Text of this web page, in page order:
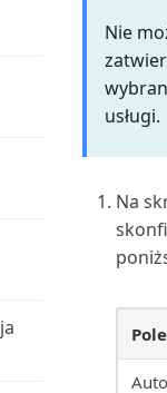
pomocą
Zmienianie
zapisów
(raport)
Plan kont
(raport)
zakupów
Pojemnik
Nie
usługi.
Na
Pole